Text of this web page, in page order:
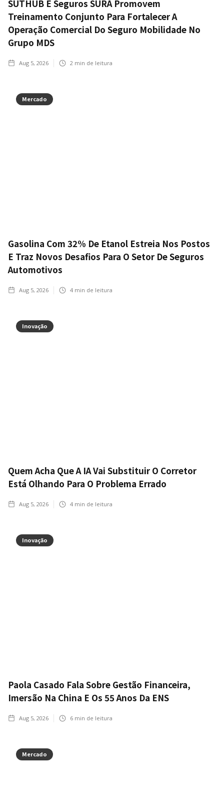
SUTHUB E Seguros SURA Promovem
Treinamento Conjunto Para Fortalecer A
Operação Comercial Do Seguro Mobilidade No
Grupo MDS
Aug 5, 2026 2 min de leitura
Mercado
Gasolina Com 32% De Etanol Estreia Nos Postos
E Traz Novos Desafios Para O Setor De Seguros
Automotivos
Aug 5, 2026 4 min de leitura
Inovação
Quem Acha Que A IA Vai Substituir O Corretor
Está Olhando Para O Problema Errado
Aug 5, 2026 4 min de leitura
Inovação
Paola Casado Fala Sobre Gestão Financeira,
Imersão Na China E Os 55 Anos Da ENS
Aug 5, 2026 6 min de leitura
Mercado